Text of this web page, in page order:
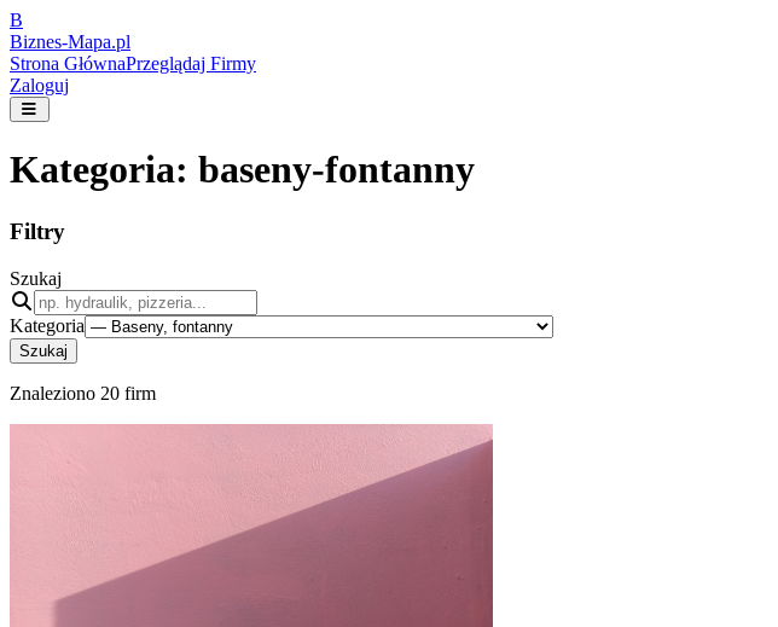
B
Biznes-Mapa.pl
Strona GłównaPrzeglądaj Firmy
Zaloguj
Kategoria: baseny-fontanny
Filtry
Szukaj
Kategoria
Szukaj
Znaleziono 20 firm